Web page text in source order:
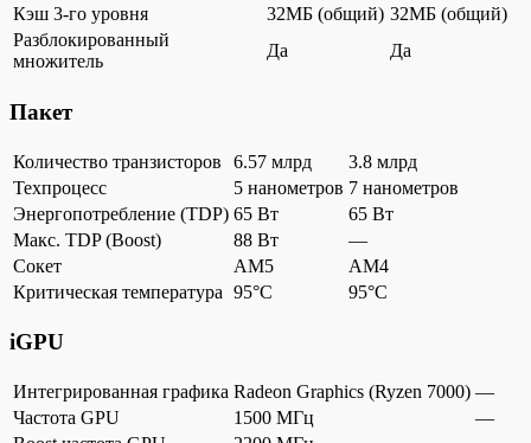
Кэш 3-го уровня
32МБ (общий) 32МБ (общий)
Разблокированный
множитель
Да Да
Пакет
Количество транзисторов 6.57 млрд
3.8 млрд
Техпроцесс
5 нанометров 7 нанометров
Энергопотребление (TDP) 65 Вт
65 Вт
Макс. TDP (Boost)
88 Вт
—
Сокет
AM5
AM4
Критическая температура 95°C 95°C
iGPU
Интегрированная графика Radeon Graphics (Ryzen 7000) —
Частота GPU
1500 МГц
—